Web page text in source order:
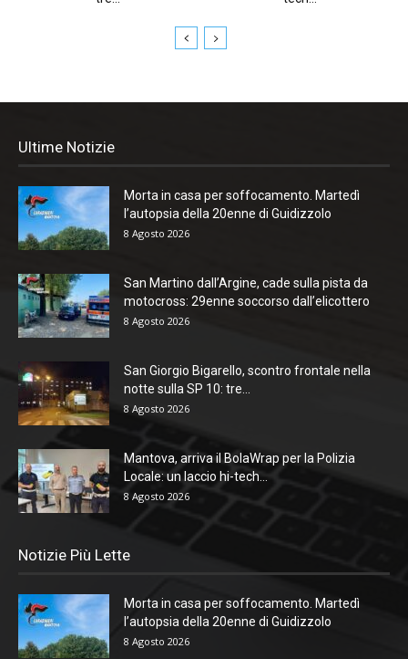
Ultime Notizie
Morta in casa per soffocamento. Martedì
l’autopsia della 20enne di Guidizzolo
8 Agosto 2026
San Martino dall’Argine, cade sulla pista da
motocross: 29enne soccorso dall’elicottero
8 Agosto 2026
San Giorgio Bigarello, scontro frontale nella
notte sulla SP 10: tre...
8 Agosto 2026
Mantova, arriva il BolaWrap per la Polizia
Locale: un laccio hi-tech...
8 Agosto 2026
Notizie Più Lette
Morta in casa per soffocamento. Martedì
l’autopsia della 20enne di Guidizzolo
8 Agosto 2026